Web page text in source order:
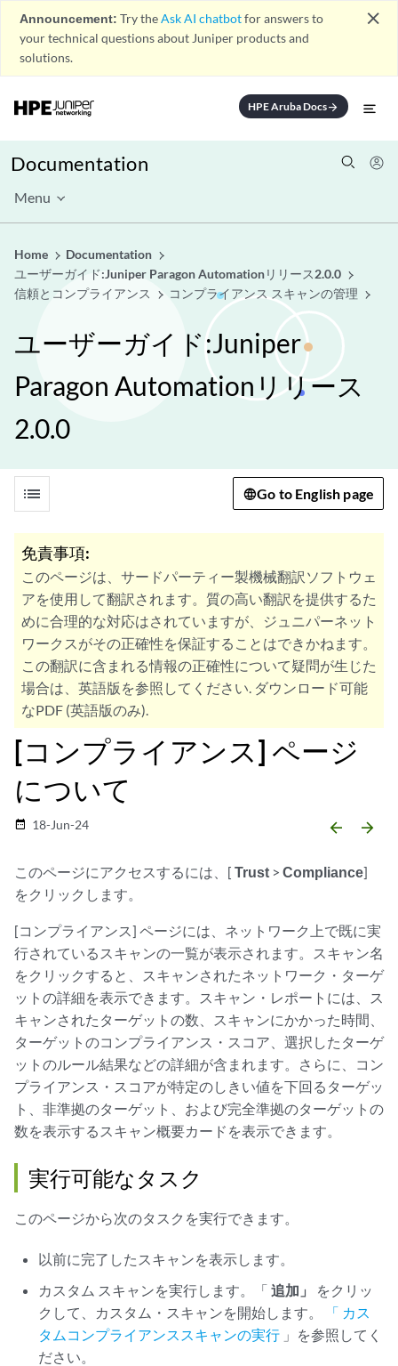
Announcement: Try theAsk AI chatbotfor answers to
your technical questions about Juniper products and
solutions.
close
HPE Aruba Docsarrow_forward
Documentation
Menu
Home
Documentation
ユーザーガイド:Juniper Paragon Automationリリース2.0.0
信頼とコンプライアンス
コンプライアンス スキャンの管理
ユーザーガイド:Juniper
Paragon Automationリリース
2.0.0
list Go to English page
免責事項:
このページは、サードパーティー製機械翻訳ソフトウェ
アを使用して翻訳されます。質の高い翻訳を提供するた
めに合理的な対応はされていますが、ジュニパーネット
ワークスがその正確性を保証することはできかねます。
この翻訳に含まれる情報の正確性について疑問が生じた
場合は、英語版を参照してください. ダウンロード可能
なPDF (英語版のみ).
[コンプライアンス] ページ
について
date_range 18-Jun-24 arrow_backward arrow_forward
このページにアクセスするには、[ Trust > Compliance]
をクリックします。
[コンプライアンス] ページには、ネットワーク上で既に実
行されているスキャンの一覧が表示されます。スキャン名
をクリックすると、スキャンされたネットワーク・ターゲ
ットの詳細を表示できます。スキャン・レポートには、ス
キャンされたターゲットの数、スキャンにかかった時間、
ターゲットのコンプライアンス・スコア、選択したターゲ
ットのルール結果などの詳細が含まれます。さらに、コン
プライアンス・スコアが特定のしきい値を下回るターゲッ
ト、非準拠のターゲット、および完全準拠のターゲットの
数を表示するスキャン概要カードを表示できます。
実行可能なタスク
このページから次のタスクを実行できます。
以前に完了したスキャンを表示します。
カスタム スキャンを実行します。「追加」
をクリッ
クして、カスタム・スキャンを開始します。
「 カス
タムコンプライアンススキャンの実行 」を参照してく
ださい。